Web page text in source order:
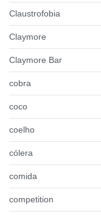
Claustrofobia
Claymore
Claymore Bar
cobra
coco
coelho
cólera
comida
competition